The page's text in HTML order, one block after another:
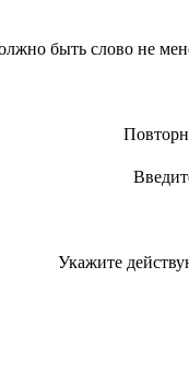
быть слово не
Укажите